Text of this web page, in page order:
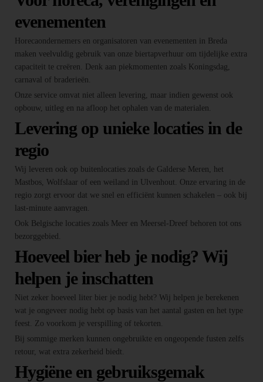
evenementen
Horecaondernemers en organisatoren van evenementen in Breda
maken veelvuldig gebruik van onze biertapverhuur om tijdelijke extra
capaciteit te creëren. Denk aan piekmomenten zoals Koningsdag,
carnaval of braderieën.
Onze service omvat niet alleen levering, maar indien gewenst ook
opbouw, uitleg en na afloop het ophalen van de materialen.
Levering op unieke locaties in de
regio
Wij leveren ook op buitenlocaties zoals de Galderse Meren, het
Mastbos, Wolfslaar of een weiland in Ulvenhout. Onze ervaring in de
regio zorgt ervoor dat we snel en efficiënt kunnen schakelen – ook bij
last-minute aanvragen.
Ook Belgische locaties zoals Meer en Meersel-Dreef behoren tot ons
bezorggebied.
Hoeveel bier heb je nodig? Wij
helpen je inschatten
Niet zeker hoeveel liter bier je nodig hebt? Wij helpen je berekenen
wat je ongeveer nodig hebt op basis van het aantal gasten en het type
feest. Zo voorkom je verspilling of tekorten.
Bij sommige merken kunnen ongebruikte en ongeopende fusten zelfs
retour, wat extra zekerheid biedt.
Hygiëne en gebruiksgemak